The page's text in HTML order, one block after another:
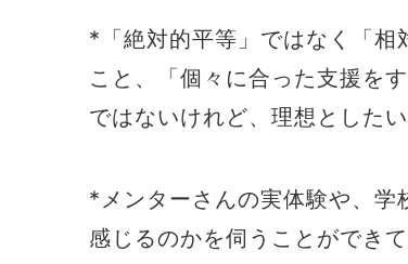
*「絶対的平等」ではなく「相
こと、「個々に合った支援を
ではないけれど、理想としたい
*メンターさんの実体験や、学
感じるのかを伺うことができて